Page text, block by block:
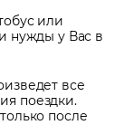
или
нужды у Вас в
все
поездки.
после